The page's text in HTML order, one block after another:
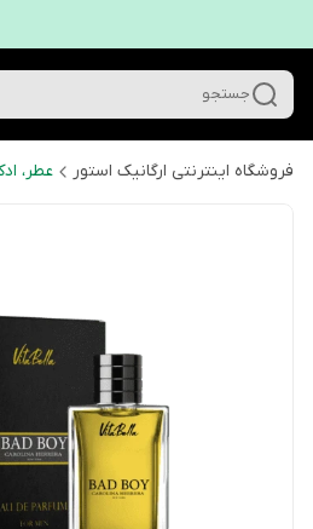
جستجو
فروشگاه اینترنتی ارگانیک استور عطر،